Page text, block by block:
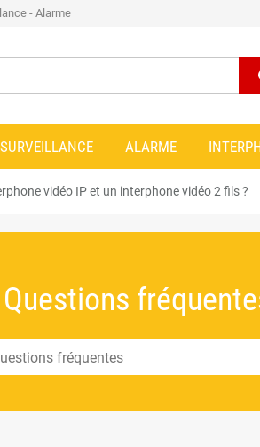
- Alarme
ALARME
vidéo IP et un interphone vidéo 2 fils ?
Questions